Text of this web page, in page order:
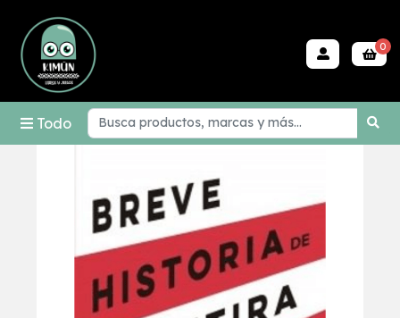
Todo
0